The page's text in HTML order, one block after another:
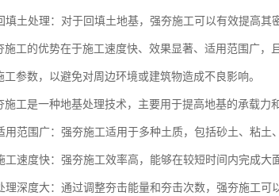
填土处理：对于回填土地基，强夯施工可以有效提高其
施工的优势在于施工速度快、效果显著、适用范围广
工参数，以避免对周边环境或建筑物造成不良影响。
施工是一种地基处理技术，主要用于提高地基的承载力
用范围广：强夯施工适用于多种土质，包括砂土、粘土
工速度快：强夯施工效率高，能够在较短时间内完成大
理深度大：通过调整夯击能量和夯击次数，强夯施工可